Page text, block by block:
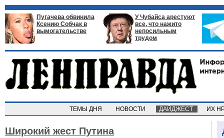
Пугачева обвинила
Ксению Собчак в
вымогательстве
У Чубайса арестуют
все, что нажито
непосильным
трудом
ТЕМЫ ДНЯ НОВОСТИ ДАЙДЖЕСТ ИХ
Широкий жест Путина